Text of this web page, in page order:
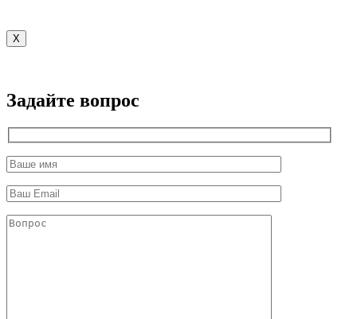
X
Задайте вопрос